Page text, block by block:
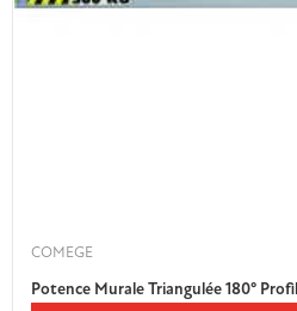
COMEGE
Potence Murale Triangulée 180°